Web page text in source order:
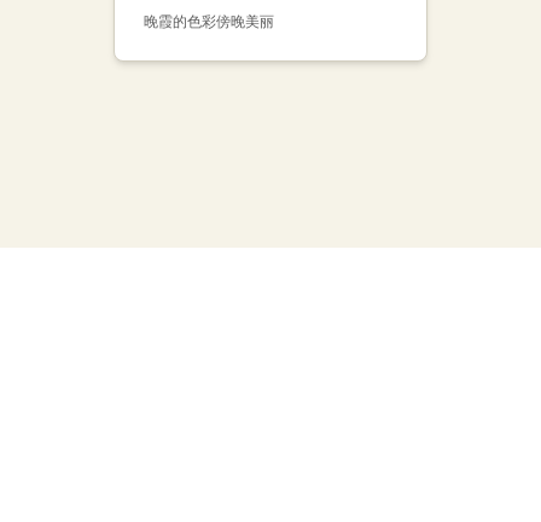
晚霞的色彩傍晚美丽